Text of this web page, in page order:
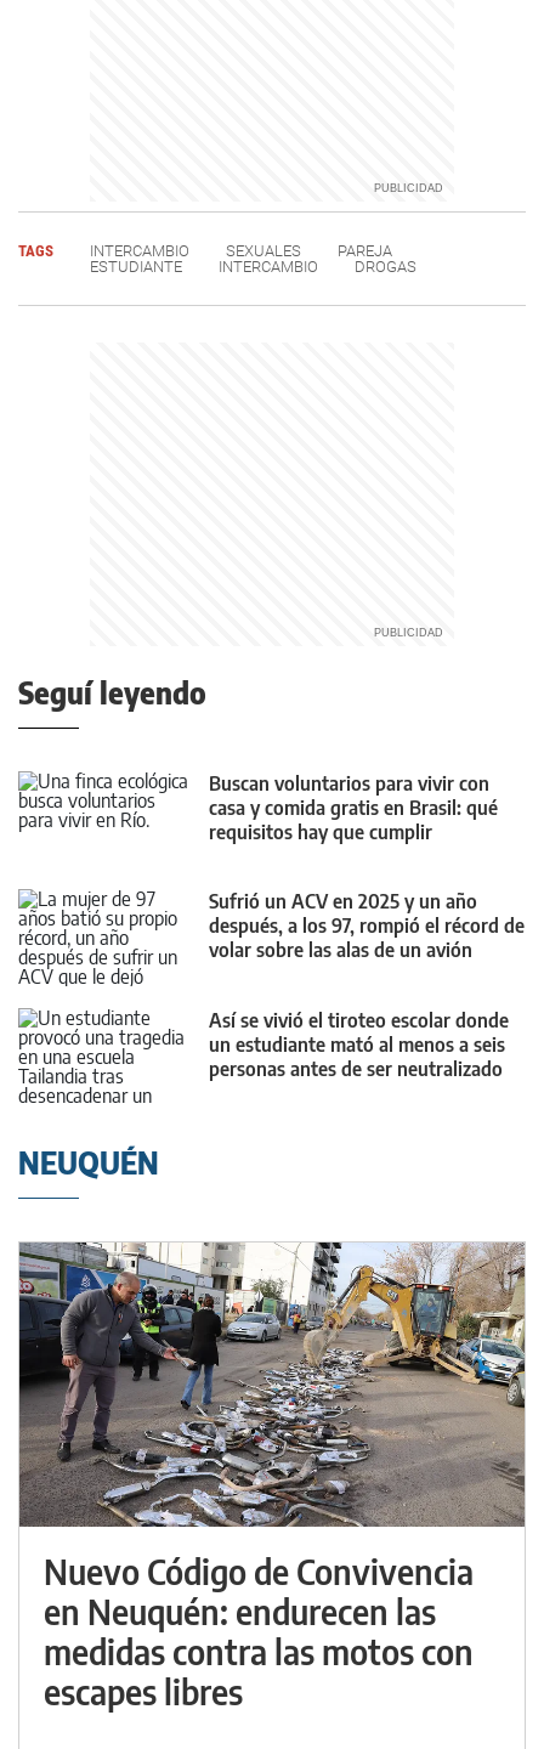
TAGS INTERCAMBIO SEXUALES
PAREJA
ESTUDIANTE
INTERCAMBIO DROGAS
Seguí leyendo
Buscan voluntarios para vivir con
casa y comida gratis en Brasil: qué
requisitos hay que cumplir
Sufrió un ACV en 2025 y un año
después, a los 97, rompió el récord de
volar sobre las alas de un avión
Así se vivió el tiroteo escolar donde
un estudiante mató al menos a seis
personas antes de ser neutralizado
NEUQUÉN
Nuevo Código de Convivencia
en Neuquén: endurecen las
medidas contra las motos con
escapes libres